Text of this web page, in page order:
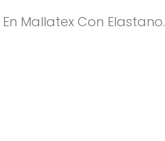
Mallatex Con Elastano.